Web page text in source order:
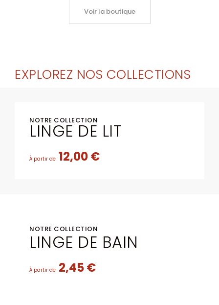
Voir la boutique
EXPLOREZ NOS COLLECTIONS
NOTRE COLLECTION
LINGE DE LIT
À partir de 12,00 €
NOTRE COLLECTION
LINGE DE BAIN
À partir de 2,45 €